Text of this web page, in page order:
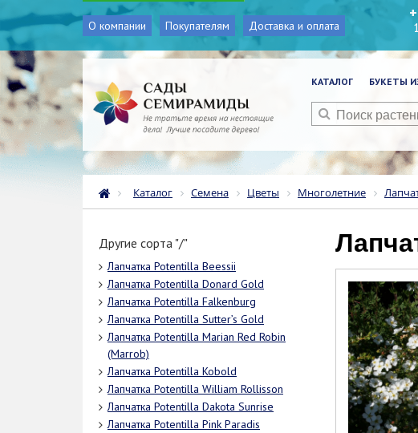
О компании Покупателям Доставка и оплата
КАТАЛОГ БУКЕТЫ
Каталог Семена Цветы Многолетние
Другие сорта "/"
Лапчатка Potentilla Beessii
Лапчатка Potentilla Donard Gold
Лапчатка Potentilla Falkenburg
Лапчатка Potentilla Sutter’s Gold
Лапчатка Potentilla Marian Red Robin
(Marrob)
Лапчатка Potentilla Kobold
Лапчатка Potentilla William Rollisson
Лапчатка Potentilla Dakota Sunrise
Лапчатка Potentilla Pink Paradis